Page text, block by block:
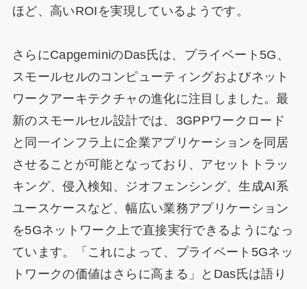
ほど、高いROIを実現しているようです。
さらにCapgeminiのDas氏は、プライベート5G、
スモールセルのコンピューティングおよびネット
ワークアーキテクチャの進化に注目しました。最
新のスモールセル設計では、3GPPワークロード
と同一インフラ上に企業アプリケーションを同居
させることが可能となっており、アセットトラッ
キング、侵入検知、ジオフェンシング、生成AI系
ユースケースなど、幅広い業務アプリケーション
を5Gネットワーク上で直接実行できるようになっ
ています。「これによって、プライベート5Gネッ
トワークの価値はさらに高まる」とDas氏は語り